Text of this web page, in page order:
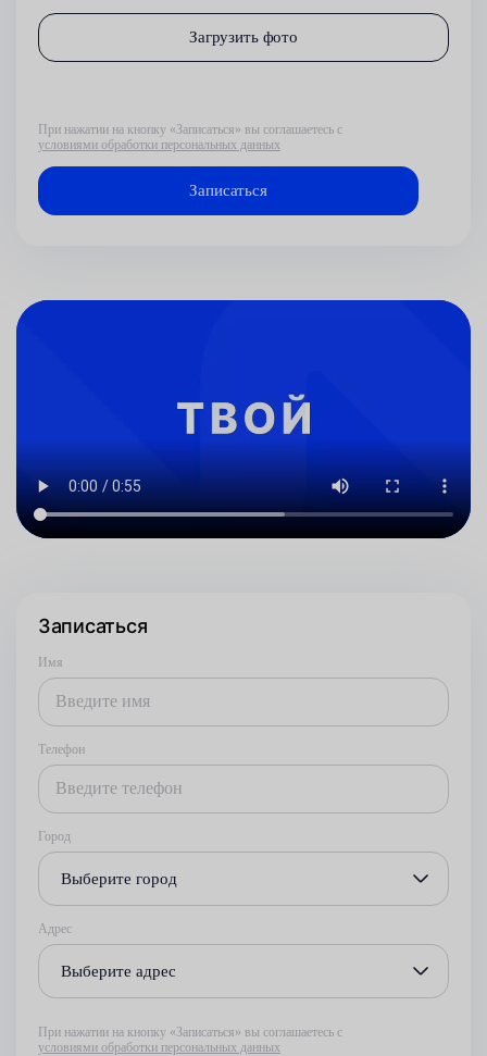
Загрузить фото
При нажатии на кнопку «Записаться» вы соглашаетесь с
условиями обработки персональных данных
Записаться
Имя
Телефон
Город
Выберите город
Адрес
Выберите адрес
При нажатии на кнопку «Записаться» вы соглашаетесь с
условиями обработки персональных данных